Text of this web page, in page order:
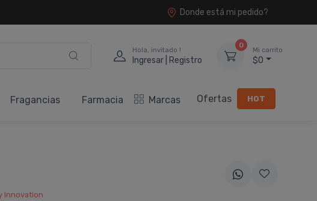
Donde está mi pedido?
Hola, invitado !
Ingresar | Registro
0
Mi carrito
$0
Fragancias Farmacia Marcas Ofertas HOT
Innovation